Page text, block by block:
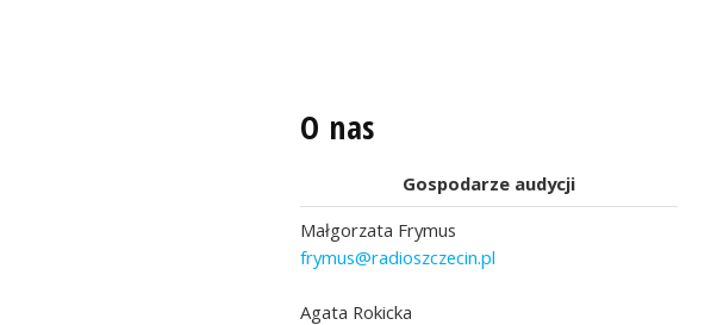
O nas
Gospodarze audycji
Małgorzata Frymus
frymus@radioszczecin.pl
Agata Rokicka